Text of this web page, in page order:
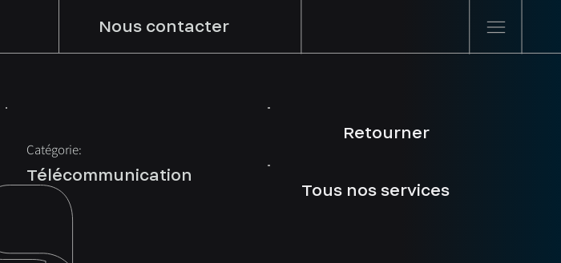
Nous contacter
Catégorie:
Télécommunication
Retourner
Tous nos services